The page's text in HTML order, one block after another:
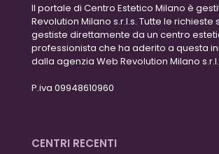
Il portale di Centro Estetico Milano è
Revolution Milano s.r.l.s. Tutte le richieste
gestiste direttamente da un centro
professionista che ha aderito a questa
dalla agenzia Web Revolution Milano
P.iva 09948610960
CENTRI RECENTI